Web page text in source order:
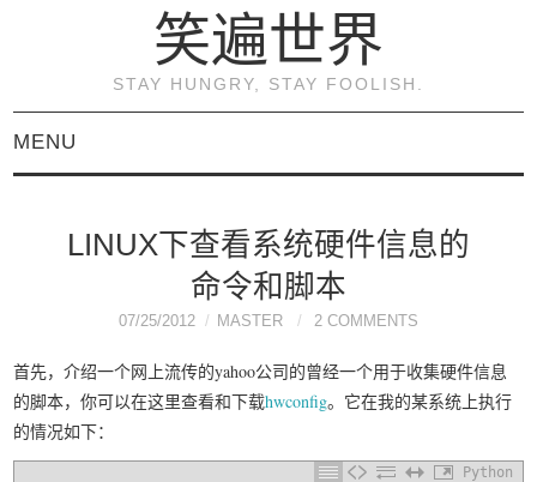
笑遍世界
STAY HUNGRY, STAY FOOLISH.
MENU
KVM虚拟化原理与实践
（连载）
《KVM虚拟化技术：实
战与原理解析》
LINUX下查看系统硬件信息的
命令和脚本
07/25/2012 MASTER 2 COMMENTS
首先，介绍一个网上流传的yahoo公司的曾经一个用于收集硬件信息
的脚本，你可以在这里查看和下载hwconfig。它在我的某系统上执行
的情况如下：
Python